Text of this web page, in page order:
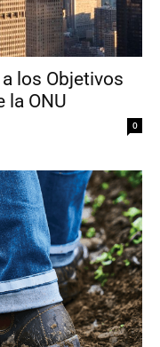
los Objetivos
la ONU
0